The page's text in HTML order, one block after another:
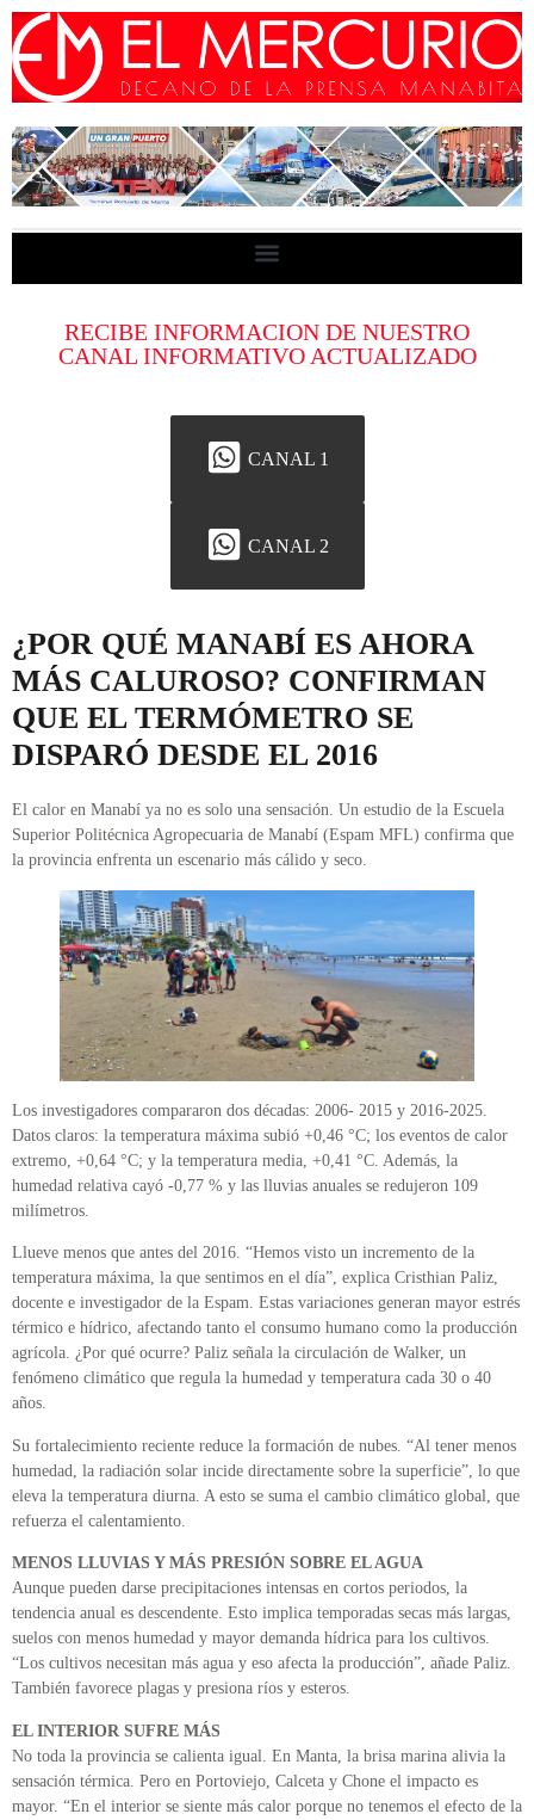
RECIBE INFORMACION DE NUESTRO
CANAL INFORMATIVO ACTUALIZADO
CANAL 1
CANAL 2
¿POR QUÉ MANABÍ ES AHORA
MÁS CALUROSO? CONFIRMAN
QUE EL TERMÓMETRO SE
DISPARÓ DESDE EL 2016
El calor en Manabí ya no es solo una sensación. Un estudio de la Escuela
Superior Politécnica Agropecuaria de Manabí (Espam MFL) confirma que
la provincia enfrenta un escenario más cálido y seco.
Los investigadores compararon dos décadas: 2006- 2015 y 2016-2025.
Datos claros: la temperatura máxima subió +0,46 °C; los eventos de calor
extremo, +0,64 °C; y la temperatura media, +0,41 °C. Además, la
humedad relativa cayó -0,77 % y las lluvias anuales se redujeron 109
milímetros.
Llueve menos que antes del 2016. “Hemos visto un incremento de la
temperatura máxima, la que sentimos en el día”, explica Cristhian Paliz,
docente e investigador de la Espam. Estas variaciones generan mayor estrés
térmico e hídrico, afectando tanto el consumo humano como la producción
agrícola. ¿Por qué ocurre? Paliz señala la circulación de Walker, un
fenómeno climático que regula la humedad y temperatura cada 30 o 40
años.
Su fortalecimiento reciente reduce la formación de nubes. “Al tener menos
humedad, la radiación solar incide directamente sobre la superficie”, lo que
eleva la temperatura diurna. A esto se suma el cambio climático global, que
refuerza el calentamiento.
MENOS LLUVIAS Y MÁS PRESIÓN SOBRE EL AGUA
Aunque pueden darse precipitaciones intensas en cortos periodos, la
tendencia anual es descendente. Esto implica temporadas secas más largas,
suelos con menos humedad y mayor demanda hídrica para los cultivos.
“Los cultivos necesitan más agua y eso afecta la producción”, añade Paliz.
También favorece plagas y presiona ríos y esteros.
EL INTERIOR SUFRE MÁS
No toda la provincia se calienta igual. En Manta, la brisa marina alivia la
sensación térmica. Pero en Portoviejo, Calceta y Chone el impacto es
mayor. “En el interior se siente más calor porque no tenemos el efecto de la